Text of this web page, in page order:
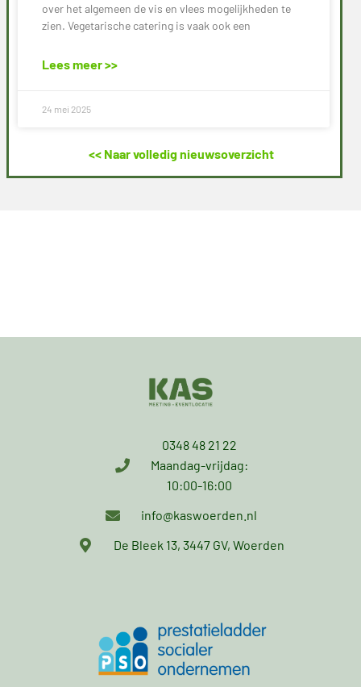
over het algemeen de vis en vlees mogelijkheden te
zien. Vegetarische catering is vaak ook een
Lees meer >>
24 mei 2025
<< Naar volledig nieuwsoverzicht
0348 48 21 22
Maandag-vrijdag:
10:00-16:00
info@kaswoerden.nl
De Bleek 13, 3447 GV, Woerden